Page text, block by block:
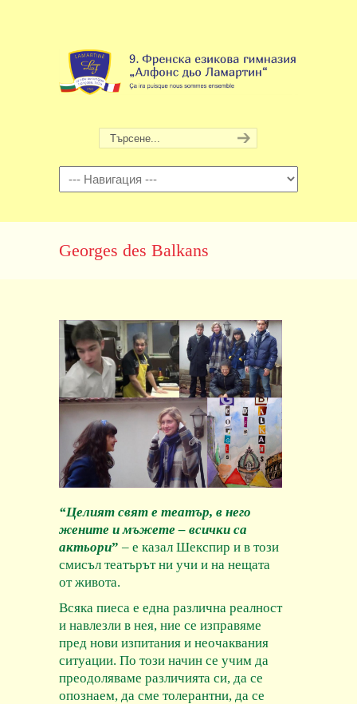
Навигация
Georges des Balkans
“Целият свят е театър, в него
жените и мъжете – всички са
актьори” – е казал Шекспир и в този
смисъл театърът ни учи и на нещата
от живота.
Всяка пиеса е една различна реалност
и навлезли в нея, ние се изправяме
пред нови изпитания и неочаквания
ситуации. По този начин се учим да
преодоляваме различията си, да се
опознаем, да сме толерантни, да се